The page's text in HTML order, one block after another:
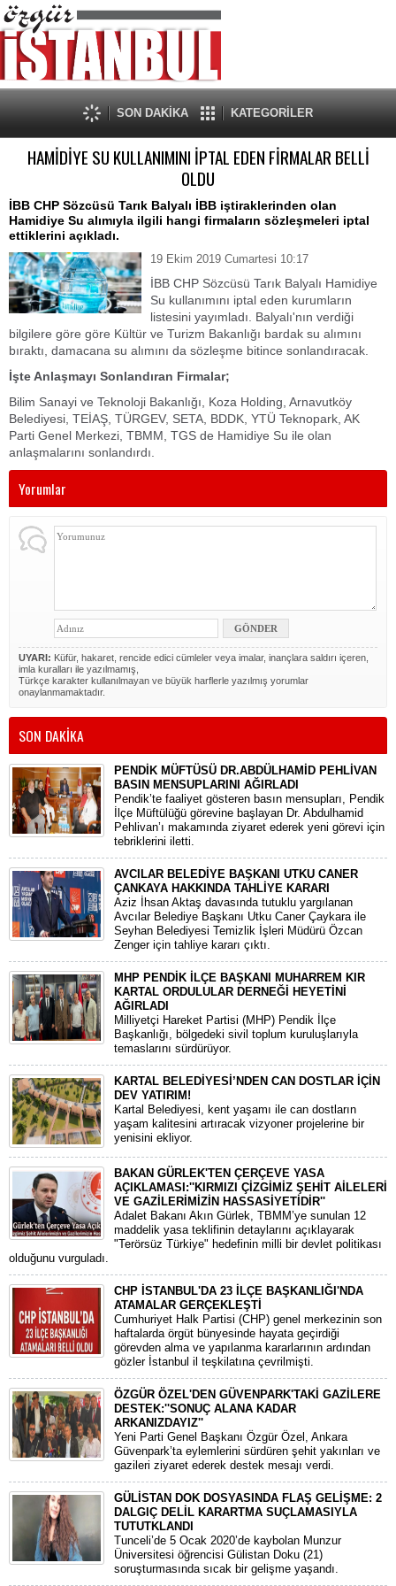
SON DAKİKA KATEGORİLER
HAMİDİYE SU KULLANIMINI İPTAL EDEN FİRMALAR BELLİ
OLDU
İBB CHP Sözcüsü Tarık Balyalı İBB iştiraklerinden olan
Hamidiye Su alımıyla ilgili hangi firmaların sözleşmeleri iptal
ettiklerini açıkladı.
19 Ekim 2019 Cumartesi 10:17
İBB CHP Sözcüsü Tarık Balyalı Hamidiye
Su kullanımını iptal eden kurumların
listesini yayımladı. Balyalı'nın verdiği
bilgilere göre göre Kültür ve Turizm Bakanlığı bardak su alımını
bıraktı, damacana su alımını da sözleşme bitince sonlandıracak.
İşte Anlaşmayı Sonlandıran Firmalar;
Bilim Sanayi ve Teknoloji Bakanlığı, Koza Holding, Arnavutköy
Belediyesi, TEİAŞ, TÜRGEV, SETA, BDDK, YTÜ Teknopark, AK
Parti Genel Merkezi, TBMM, TGS de Hamidiye Su ile olan
anlaşmalarını sonlandırdı.
Yorumlar
UYARI: Küfür, hakaret, rencide edici cümleler veya imalar, inançlara saldırı içeren,
imla kuralları ile yazılmamış,
Türkçe karakter kullanılmayan ve büyük harflerle yazılmış yorumlar
onaylanmamaktadır.
SON DAKİKA
PENDİK MÜFTÜSÜ DR.ABDÜLHAMİD PEHLİVAN
BASIN MENSUPLARINI AĞIRLADI
​Pendik’te faaliyet gösteren basın mensupları, Pendik
İlçe Müftülüğü görevine başlayan Dr. Abdulhamid
Pehlivan’ı makamında ziyaret ederek yeni görevi için
tebriklerini iletti.
AVCILAR BELEDİYE BAŞKANI UTKU CANER
ÇANKAYA HAKKINDA TAHLİYE KARARI
​Aziz İhsan Aktaş davasında tutuklu yargılanan
Avcılar Belediye Başkanı Utku Caner Çaykara ile
Seyhan Belediyesi Temizlik İşleri Müdürü Özcan
Zenger için tahliye kararı çıktı.
MHP PENDİK İLÇE BAŞKANI MUHARREM KIR
KARTAL ORDULULAR DERNEĞİ HEYETİNİ
AĞIRLADI
​Milliyetçi Hareket Partisi (MHP) Pendik İlçe
Başkanlığı, bölgedeki sivil toplum kuruluşlarıyla
temaslarını sürdürüyor.
KARTAL BELEDİYESİ’NDEN CAN DOSTLAR İÇİN
DEV YATIRIM!
Kartal Belediyesi, kent yaşamı ile can dostların
yaşam kalitesini artıracak vizyoner projelerine bir
yenisini ekliyor.
BAKAN GÜRLEK'TEN ÇERÇEVE YASA
AÇIKLAMASI:''KIRMIZI ÇİZGİMİZ ŞEHİT AİLELERİ
VE GAZİLERİMİZİN HASSASİYETİDİR''
Adalet Bakanı Akın Gürlek, TBMM’ye sunulan 12
maddelik yasa teklifinin detaylarını açıklayarak
"Terörsüz Türkiye" hedefinin milli bir devlet politikası
olduğunu vurguladı.
CHP İSTANBUL'DA 23 İLÇE BAŞKANLIĞI'NDA
ATAMALAR GERÇEKLEŞTİ
​Cumhuriyet Halk Partisi (CHP) genel merkezinin son
haftalarda örgüt bünyesinde hayata geçirdiği
görevden alma ve yapılanma kararlarının ardından
gözler İstanbul il teşkilatına çevrilmişti.
ÖZGÜR ÖZEL'DEN GÜVENPARK'TAKİ GAZİLERE
DESTEK:''SONUÇ ALANA KADAR
ARKANIZDAYIZ''
​Yeni Parti Genel Başkanı Özgür Özel, Ankara
Güvenpark’ta eylemlerini sürdüren şehit yakınları ve
gazileri ziyaret ederek destek mesajı verdi.
GÜLİSTAN DOK DOSYASINDA FLAŞ GELİŞME: 2
DALGIÇ DELİL KARARTMA SUÇLAMASIYLA
TUTUTKLANDI
​Tunceli’de 5 Ocak 2020’de kaybolan Munzur
Üniversitesi öğrencisi Gülistan Doku (21)
soruşturmasında sıcak bir gelişme yaşandı.